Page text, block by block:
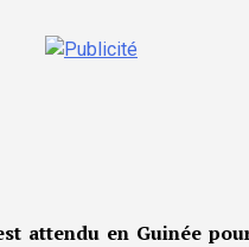
attendu en Guinée